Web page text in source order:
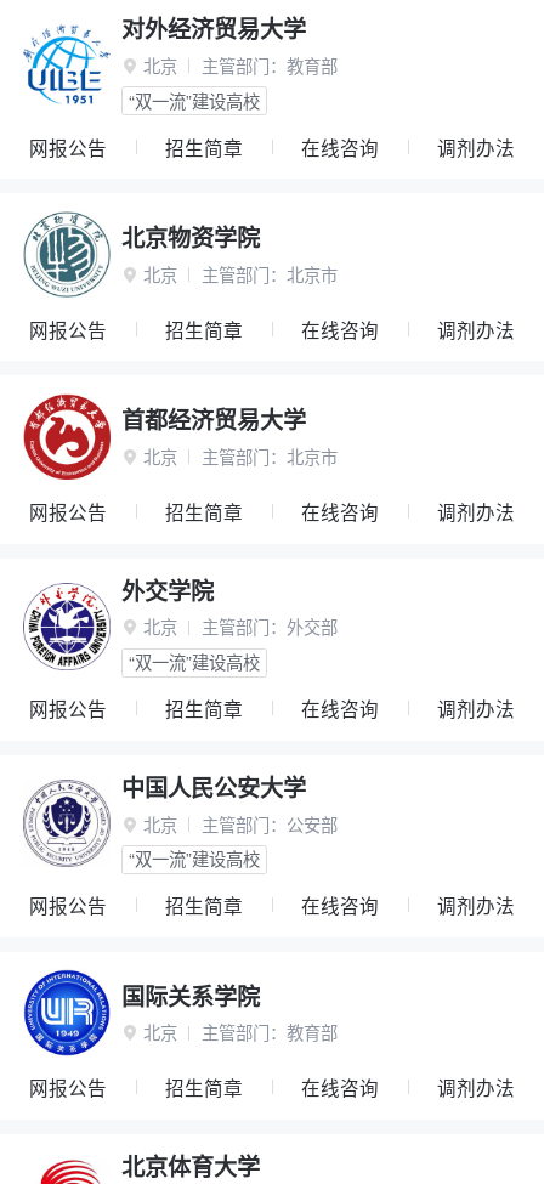
对外经济贸易大学
 北京 主管部门： 教育部
“双一流”建设高校
网报公告 招生简章 在线咨询 调剂办法
北京物资学院
 北京 主管部门： 北京市
网报公告 招生简章 在线咨询 调剂办法
首都经济贸易大学
 北京 主管部门： 北京市
网报公告 招生简章 在线咨询 调剂办法
外交学院
 北京 主管部门： 外交部
“双一流”建设高校
网报公告 招生简章 在线咨询 调剂办法
中国人民公安大学
 北京 主管部门： 公安部
“双一流”建设高校
网报公告 招生简章 在线咨询 调剂办法
国际关系学院
 北京 主管部门： 教育部
网报公告 招生简章 在线咨询 调剂办法
北京体育大学